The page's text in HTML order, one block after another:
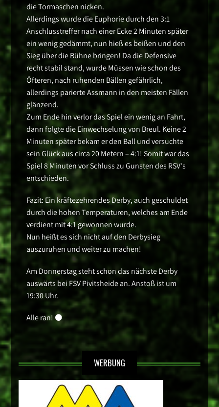
die Tormaschen nicken.
Allerdings wurde die Euphorie durch den 3:1
Anschlusstreffer nach einer Ecke 2 Minuten später
ein wenig gedämmt, nun hieß es beißen und den
Sieg über die Bühne bringen! Da die Defensive
recht stabil stand, wurde Müssen wie schon des
Öfteren, nach ruhenden Bällen gefährlich,
allerdings parierte Assmann in den meisten Fällen
glänzend.
Zum Ende hin verlor das Spiel ein wenig an Fahrt,
dann folgte die Einwechselung von Breul. Keine 2
Minuten später bekam er den Ball und versuchte
sein Glück aus circa 20 Metern – 4:1! Somit war das
Spiel 8 Minuten vor Schluss zu Gunsten des RSV‘s
entschieden.
Fazit: Ein kräftezehrendes Derby, auch geschuldet
durch die hohen Temperaturen, welches am Ende
verdient mit 4:1 gewonnen wurde.
Nun heißt es sich nicht auf den Derbysieg
auszuruhen und weiter zu machen!
Am Donnerstag steht schon das nächste Derby
auswärts bei FSV Pivitsheide an. Anstoß ist um
19:30 Uhr.
Alle ran! ⚫️
WERBUNG